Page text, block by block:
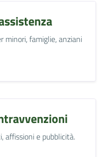
minori, famiglie, anziani
affissioni e pubblicità.